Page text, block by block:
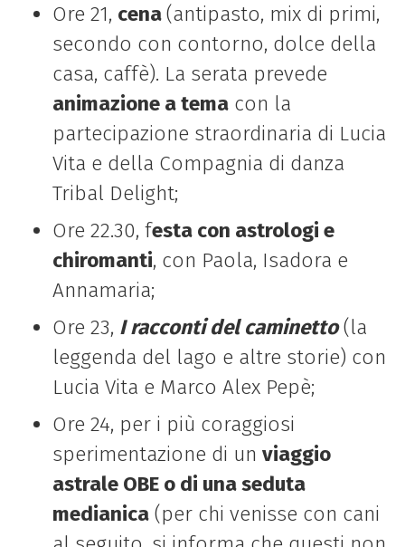
Ore 21, cena(antipasto, mix di primi,
secondo con contorno, dolce della
casa, caffè). La serata prevede
animazione a temacon la
partecipazione straordinaria di Lucia
Vita e della Compagnia di danza
Tribal Delight;
Ore 22.30, festa con astrologi e
chiromanti, con Paola, Isadora e
Annamaria;
Ore 23, I racconti del caminetto(la
leggenda del lago e altre storie) con
Lucia Vita e Marco Alex Pepè;
Ore 24, per i più coraggiosi
sperimentazione di un viaggio
astrale OBE o di una seduta
medianica(per chi venisse con cani